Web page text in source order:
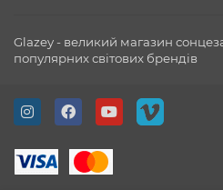
Glazey - великий магазин
популярних світових брендів